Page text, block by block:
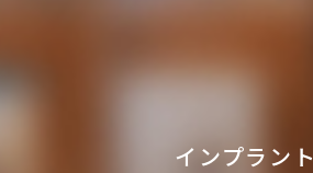
インプラント